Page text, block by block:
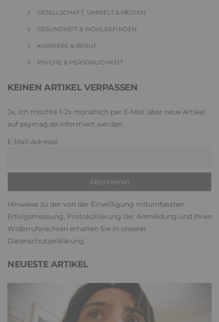
GESELLSCHAFT, UMWELT & MEDIEN
GESUNDHEIT & WOHLBEFINDEN
KARRIERE & BERUF
PSYCHE & PERSÖNLICHKEIT
KEINEN ARTIKEL VERPASSEN
Ja, ich möchte 1-2x monatlich per E-Mail über neue Artikel
auf psymag.de informiert werden.
E-Mail-Adresse
Hinweise zu der von der Einwilligung mitumfassten
Erfolgsmessung, Protokollierung der Anmeldung und Ihren
Widerrufsrechten erhalten Sie in unserer
Datenschutzerklärung.
NEUESTE ARTIKEL